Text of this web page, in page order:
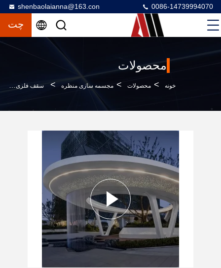
shenbaolaianna@163.con 0086-14739994070
چت
محصولات
خونه > محصولات > مجسمه سازی منظره > سقف فلزی سایه‌بان ممتاز برای پروژه‌های معماری، باغ، مرکز خرید و زیرساخت شهری، صنایع دستی فلزی با کیفیت بالا